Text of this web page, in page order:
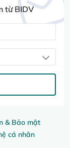
& Bảo mật
cá nhân
từ BIDV